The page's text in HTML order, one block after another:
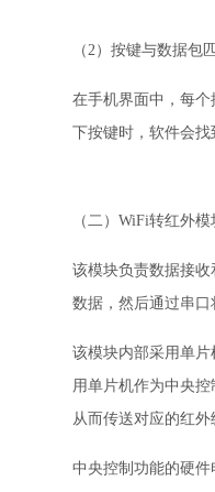
（2）按键与数据包
在手机界面中，每个
下按键时，软件会
（二）WiFi转红外模
该模块负责数据接
数据，然后通过串口
该模块内部采用单
用单片机作为中央
从而传送对应的红外
中央控制功能的硬